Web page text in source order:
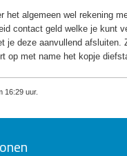
het algemeen wel rekening
contact geld welke je kunt
je deze aanvullend
op met name het kopje
16:29 uur.